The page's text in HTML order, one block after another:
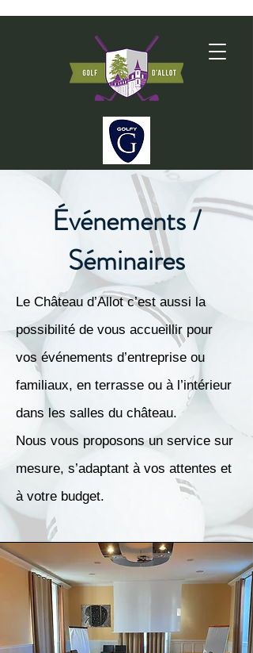
Événements /
Séminaires
Le Château d’Allot c’est aussi la
possibilité de vous accueillir pour
vos événements d’entreprise ou
familiaux, en terrasse ou à l’intérieur
dans les salles du château.
Nous vous proposons un service sur
mesure, s’adaptant à vos attentes et
à votre budget.